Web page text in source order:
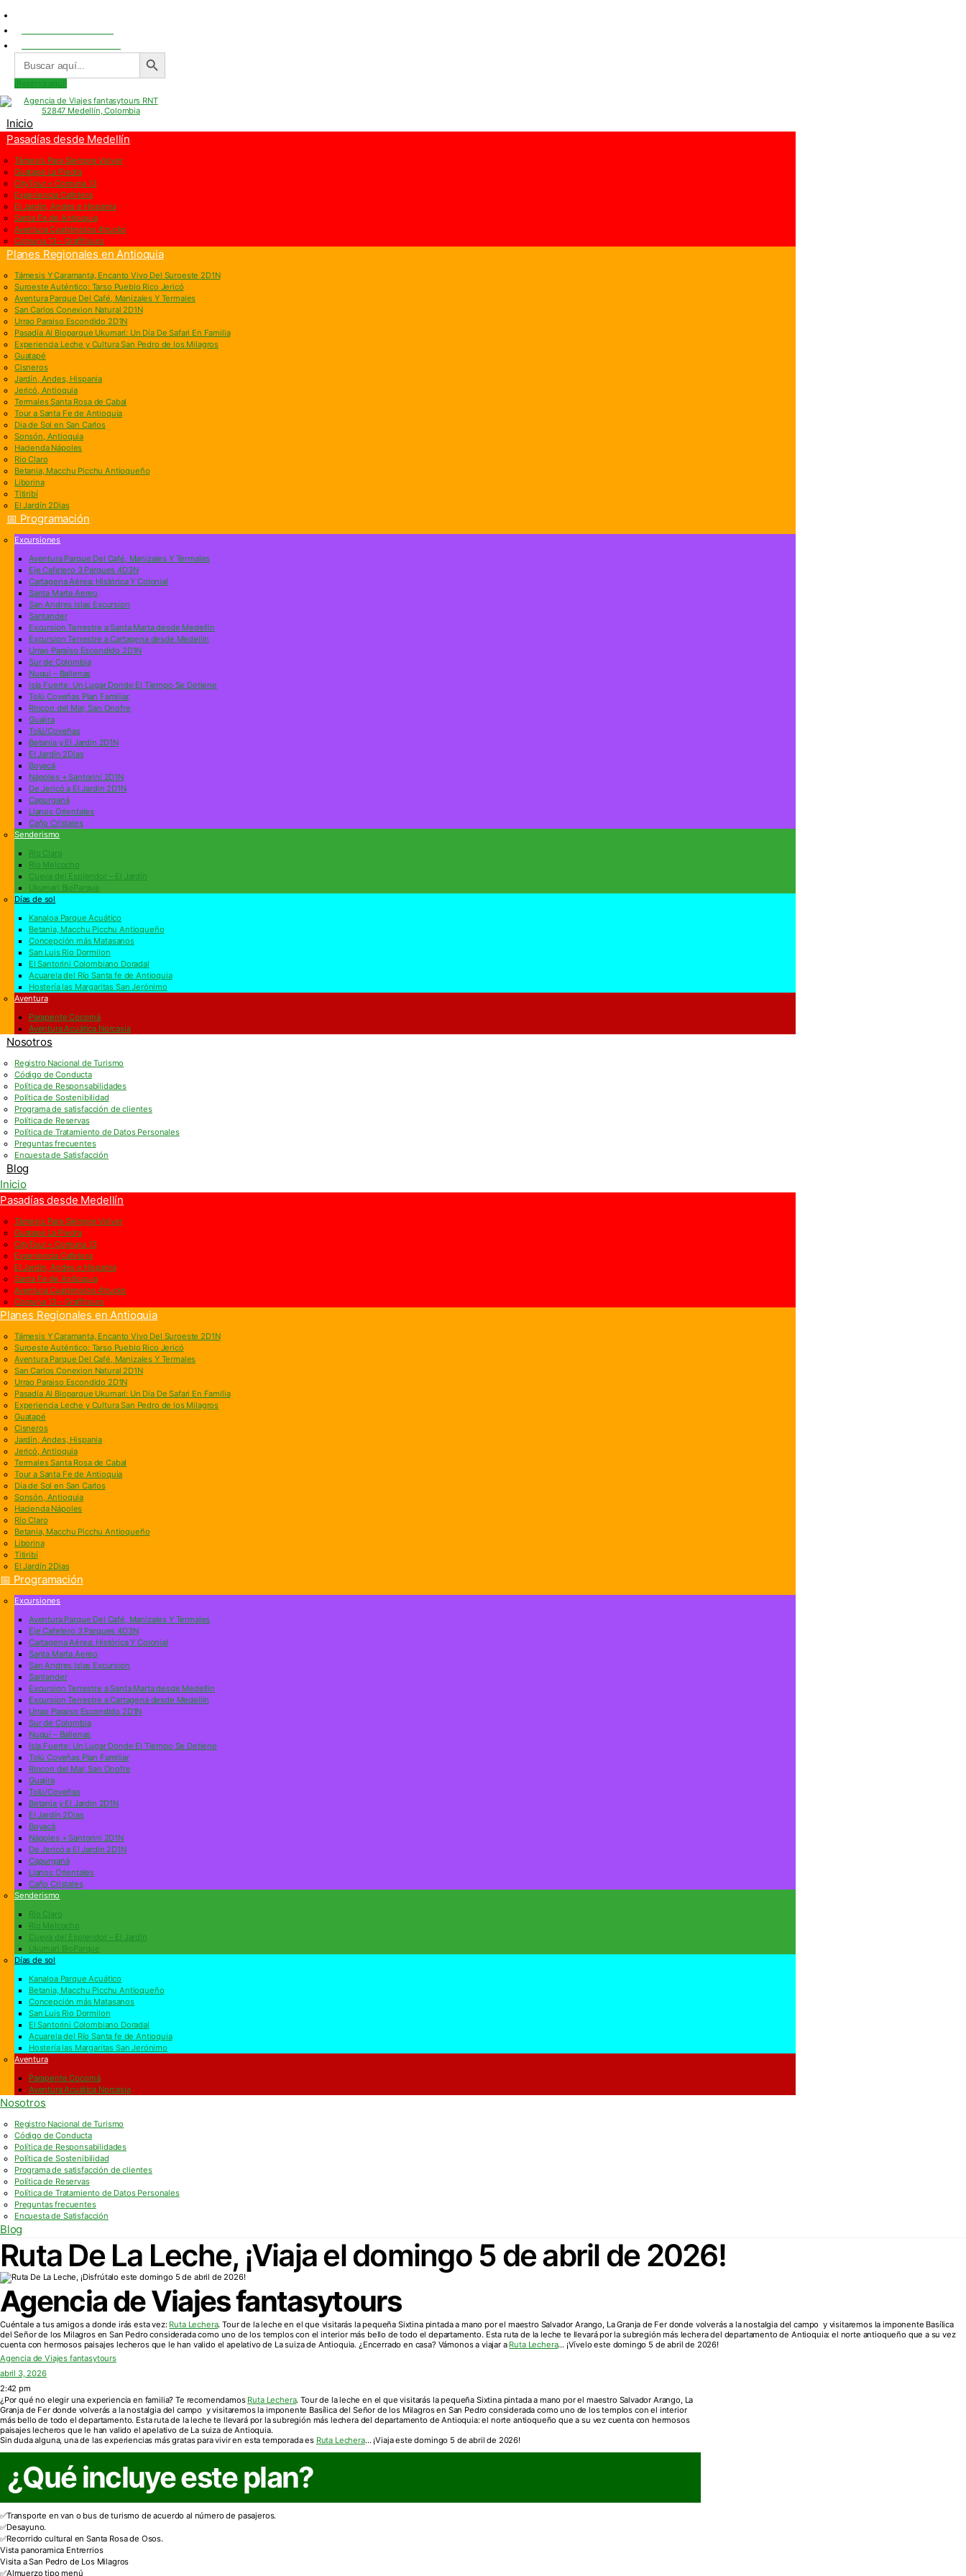
Buscar:
BOTÓN DE BÚSQUEDA
¡Reserva aquí!
Inicio
Pasadías desde Medellín
Támesis Para Siempre Volver
Guatapé La Piedra
CityTour + Comuna 13
Experiencia Cafetera
El Jardin, Andes e Hispania
Santa Fe de Antioquia
Aventura Cuatrimotos 4trucks
Comuna 13 – Graffitours
Planes Regionales en Antioquia
Támesis Y Caramanta, Encanto Vivo Del Suroeste 2D1N
Suroeste Auténtico: Tarso Pueblo Rico Jericó
Aventura Parque Del Café, Manizales Y Termales
San Carlos Conexion Natural 2D1N
Urrao Paraiso Escondido 2D1N
Pasadía Al Bioparque Ukumarí: Un Día De Safari En Familia
Experiencia Leche y Cultura San Pedro de los Milagros
Guatapé
Cisneros
Jardín, Andes, Hispania
Jericó, Antioquia
Termales Santa Rosa de Cabal
Tour a Santa Fe de Antioquia
Dia de Sol en San Carlos
Sonsón, Antioquia
Hacienda Nápoles
Río Claro
Betania, Macchu Picchu Antioqueño
Liborina
Titiribí
El Jardín 2Dias
📅 Programación
Excursiones
Aventura Parque Del Café, Manizales Y Termales
Eje Cafetero 3 Parques 4D3N
Cartagena Aérea: Histórica Y Colonial
Santa Marta Aereo
San Andres Islas Excursion
Santander
Excursion Terrestre a Santa Marta desde Medellin
Excursion Terrestre a Cartagena desde Medellin
Urrao Paraíso Escondido 2D1N
Sur de Colombia
Nuquí – Ballenas
Isla Fuerte: Un Lugar Donde El Tiempo Se Detiene
Tolú Coveñas Plan Familiar
Rincon del Mar, San Onofre
Guajira
Tolú/Coveñas
Betania y El Jardin 2D1N
El Jardín 2Dias
Boyacá
Nápoles + Santorini 2D1N
De Jericó a El Jardin 2D1N
Capurganá
Llanos Orientales
Caño Cristales
Senderismo
Río Claro
Río Melcocho
Cueva del Esplendor – El Jardín
Ukumari BioParque
Días de sol
Kanaloa Parque Acuático
Betania, Macchu Picchu Antioqueño
Concepción más Matasanos
San Luis Rio Dormilon
El Santorini Colombiano Doradal
Acuarela del Río Santa fe de Antioquia
Hostería las Margaritas San Jerónimo
Aventura
Parapente Cocorná
Aventura Acuática Norcasia
Nosotros
Registro Nacional de Turismo
Código de Conducta
Política de Responsabilidades
Política de Sostenibilidad
Programa de satisfacción de clientes
Política de Reservas
Política de Tratamiento de Datos Personales
Preguntas frecuentes
Encuesta de Satisfacción
Blog
Inicio
Pasadías desde Medellín
Támesis Para Siempre Volver
Guatapé La Piedra
CityTour + Comuna 13
Experiencia Cafetera
El Jardin, Andes e Hispania
Santa Fe de Antioquia
Aventura Cuatrimotos 4trucks
Comuna 13 – Graffitours
Planes Regionales en Antioquia
Támesis Y Caramanta, Encanto Vivo Del Suroeste 2D1N
Suroeste Auténtico: Tarso Pueblo Rico Jericó
Aventura Parque Del Café, Manizales Y Termales
San Carlos Conexion Natural 2D1N
Urrao Paraiso Escondido 2D1N
Pasadía Al Bioparque Ukumarí: Un Día De Safari En Familia
Experiencia Leche y Cultura San Pedro de los Milagros
Guatapé
Cisneros
Jardín, Andes, Hispania
Jericó, Antioquia
Termales Santa Rosa de Cabal
Tour a Santa Fe de Antioquia
Dia de Sol en San Carlos
Sonsón, Antioquia
Hacienda Nápoles
Río Claro
Betania, Macchu Picchu Antioqueño
Liborina
Titiribí
El Jardín 2Dias
📅 Programación
Excursiones
Aventura Parque Del Café, Manizales Y Termales
Eje Cafetero 3 Parques 4D3N
Cartagena Aérea: Histórica Y Colonial
Santa Marta Aereo
San Andres Islas Excursion
Santander
Excursion Terrestre a Santa Marta desde Medellin
Excursion Terrestre a Cartagena desde Medellin
Urrao Paraíso Escondido 2D1N
Sur de Colombia
Nuquí – Ballenas
Isla Fuerte: Un Lugar Donde El Tiempo Se Detiene
Tolú Coveñas Plan Familiar
Rincon del Mar, San Onofre
Guajira
Tolú/Coveñas
Betania y El Jardin 2D1N
El Jardín 2Dias
Boyacá
Nápoles + Santorini 2D1N
De Jericó a El Jardin 2D1N
Capurganá
Llanos Orientales
Caño Cristales
Senderismo
Río Claro
Río Melcocho
Cueva del Esplendor – El Jardín
Ukumari BioParque
Días de sol
Kanaloa Parque Acuático
Betania, Macchu Picchu Antioqueño
Concepción más Matasanos
San Luis Rio Dormilon
El Santorini Colombiano Doradal
Acuarela del Río Santa fe de Antioquia
Hostería las Margaritas San Jerónimo
Aventura
Parapente Cocorná
Aventura Acuática Norcasia
Nosotros
Registro Nacional de Turismo
Código de Conducta
Política de Responsabilidades
Política de Sostenibilidad
Programa de satisfacción de clientes
Política de Reservas
Política de Tratamiento de Datos Personales
Preguntas frecuentes
Encuesta de Satisfacción
Blog
Ruta De La Leche, ¡Viaja el domingo 5 de abril de 2026!
Agencia de Viajes fantasytours
Cuéntale a tus amigos a donde irás esta vez: Ruta Lechera. Tour de la leche en el que visitarás la pequeña Sixtina pintada a mano por el maestro Salvador Arango, La Granja de Fer donde volverás a la nostalgia del campo y visitaremos la imponente Basílica
del Señor de los Milagros en San Pedro considerada como uno de los templos con el interior más bello de todo el departamento. Esta ruta de la leche te llevará por la subregión más lechera del departamento de Antioquia: el norte antioqueño que a su vez
cuenta con hermosos paisajes lecheros que le han valido el apelativo de La suiza de Antioquia. ¿Encerrado en casa? Vámonos a viajar a Ruta Lechera... ¡Vívelo este domingo 5 de abril de 2026!
Agencia de Viajes fantasytours
abril 3, 2026
2:42 pm
¿Por qué no elegir una experiencia en familia? Te recomendamos Ruta Lechera. Tour de la leche en el que visitarás la pequeña Sixtina pintada a mano por el maestro Salvador Arango, La
Granja de Fer donde volverás a la nostalgia del campo y visitaremos la imponente Basílica del Señor de los Milagros en San Pedro considerada como uno de los templos con el interior
más bello de todo el departamento. Esta ruta de la leche te llevará por la subregión más lechera del departamento de Antioquia: el norte antioqueño que a su vez cuenta con hermosos
paisajes lecheros que le han valido el apelativo de La suiza de Antioquia.
Sin duda alguna, una de las experiencias más gratas para vivir en esta temporada es Ruta Lechera… ¡Viaja este domingo 5 de abril de 2026!
¿Qué incluye este plan?
Transporte en van o bus de turismo de acuerdo al número de pasajeros.
Desayuno.
Recorrido cultural en Santa Rosa de Osos.
Vista panoramica Entrerrios
Visita a San Pedro de Los Milagros
Almuerzo tipo menú